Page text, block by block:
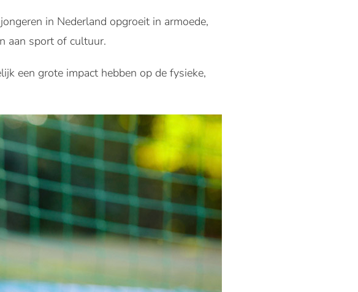
in Nederland opgroeit in armoede,
aan sport of cultuur.
een grote impact hebben op de fysieke,